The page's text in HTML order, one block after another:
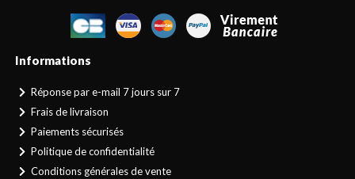
Informations
Réponse par e-mail 7 jours sur 7
Frais de livraison
Paiements sécurisés
Politique de confidentialité
Conditions générales de vente